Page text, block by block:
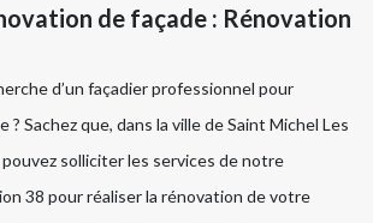
de façade : Rénovation
d’un façadier professionnel pour
Sachez que, dans la ville de Saint Michel Les
solliciter les services de notre
38 pour réaliser la rénovation de votre